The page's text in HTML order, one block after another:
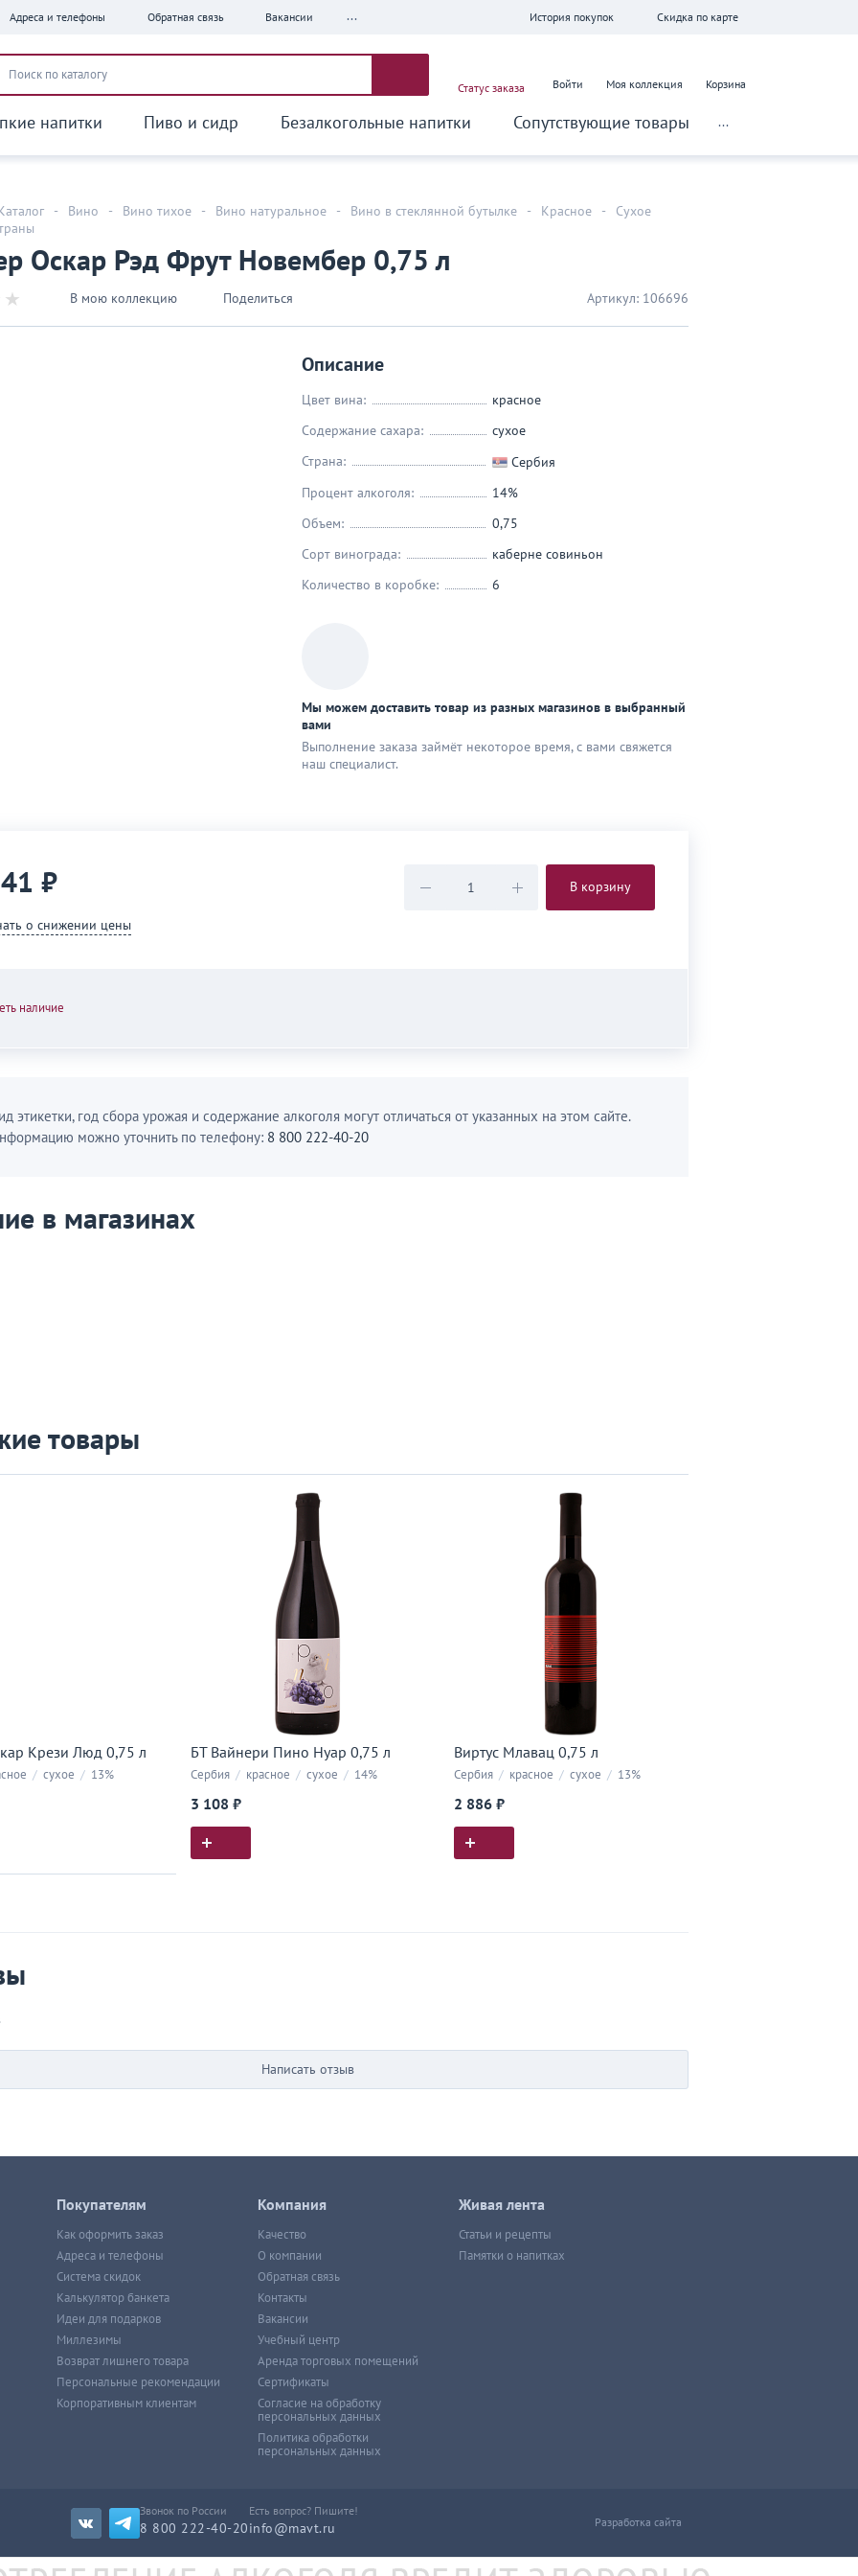
Адреса и телефоны Обратная связь Вакансии ... История покупок Скидка по карте
Статус заказа Войти Моя коллекция Корзина
напитки Пиво и сидр Безалкогольные напитки Сопутствующие товары ...
- Вино - Вино тихое - Вино натуральное - Вино в стеклянной бутылке - Красное -
Сухое
Оскар Рэд Фрут Новембер 0,75 л
В мою коллекцию Поделиться Артикул: 106696
Описание
Цвет вина:
красное
Содержание сахара:
сухое
Страна:
Сербия
Процент алкоголя:
14%
Объем:
0,75
Сорт винограда:
каберне совиньон
Количество в коробке:
6
Мы можем доставить товар из разных магазинов в выбранный
вами
Выполнение заказа займёт некоторое время, с вами свяжется
наш специaлист.
₽
о снижении цены
В корзину
наличие
этикетки, год сбора урожая и содержание алкоголя могут отличаться от указанных на этом сайте.
можно уточнить по телефону: 8 800 222-40-20
в магазинах
товары
Крези Люд 0,75 л
/ сухое / 13%
БТ Вайнери Пино Нуар 0,75 л
Сербия / красное / сухое / 14%
3 108 ₽
Виртус Млавац 0,75 л
Сербия / красное / сухое / 13%
2 886 ₽
Написать отзыв
Покупателям
Как оформить заказ
Адреса и телефоны
Система скидок
Калькулятор банкета
Идеи для подарков
Миллезимы
Возврат лишнего товара
Персональные рекомендации
Корпоративным клиентам
Компания
Качество
О компании
Обратная связь
Контакты
Вакансии
Учебный центр
Аренда торговых помещений
Сертификаты
Согласие на обработку
персональных данных
Политика обработки
персональных данных
Живая лента
Статьи и рецепты
Памятки о напитках
Звонок по России
8 800 222-40-20
Есть вопрос? Пишите!
info@mavt.ru Разработка сайта